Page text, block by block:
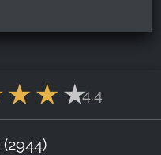
4.4
(2944)